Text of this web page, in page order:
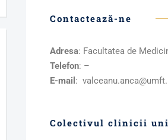
Contactează-ne
Adresa: Facultatea de
Telefon: –
E-mail :
Colectivul clinicii